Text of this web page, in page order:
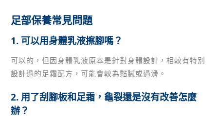
足部保養常見問題
1. 可以用身體乳液擦腳嗎？
可以的，但因身體乳液原本是針對身體設計，相較有特別
設計過的足霜配方，可能會較為黏膩或過滑。
2. 用了刮腳板和足霜，龜裂還是沒有改善怎麼
辦？